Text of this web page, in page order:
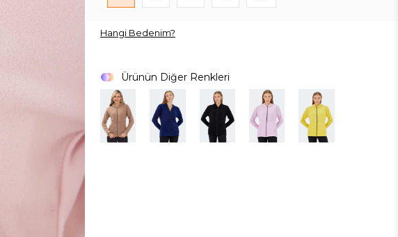
Hangi Bedenim?
Ürünün Diğer Renkleri